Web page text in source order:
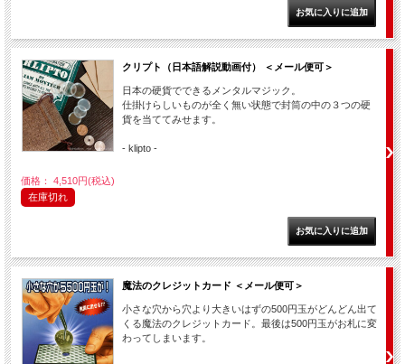
クリプト（日本語解説動画付） ＜メール便可＞
日本の硬貨でできるメンタルマジック。
仕掛けらしいものが全く無い状態で封筒の中の３つの硬
貨を当ててみせます。
- klipto -
価格： 4,510円(税込)
在庫切れ
魔法のクレジットカード ＜メール便可＞
小さな穴から穴より大きいはずの500円玉がどんどん出て
くる魔法のクレジットカード。最後は500円玉がお札に変
わってしまいます。